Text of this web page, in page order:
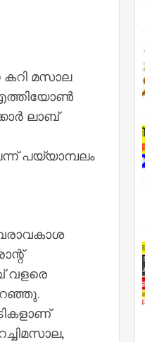
കറി മസാല
എത്തിയോണ്‍
ലാബ്
പയ്യാമ്പലം
വളരെ